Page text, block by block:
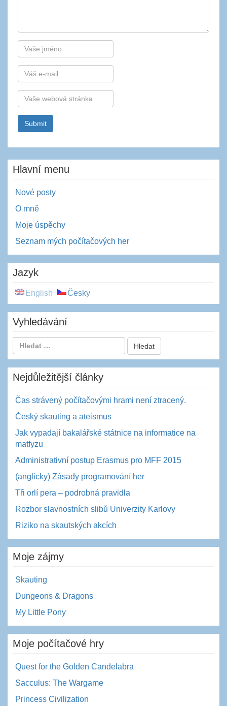
Autor
E-
mail
Webová
stránka
Hlavní menu
Nové posty
O mně
Moje úspěchy
Seznam mých počítačových her
Jazyk
English Česky
Vyhledávání
Nejdůležitější články
Čas strávený počítačovými hrami není ztracený.
Český skauting a ateismus
Jak vypadají bakalářské státnice na informatice na
matfyzu
Administrativní postup Erasmus pro MFF 2015
(anglicky) Zásady programování her
Tři orlí pera – podrobná pravidla
Rozbor slavnostních slibů Univerzity Karlovy
Riziko na skautských akcích
Moje zájmy
Skauting
Dungeons & Dragons
My Little Pony
Moje počítačové hry
Quest for the Golden Candelabra
Sacculus: The Wargame
Princess Civilization